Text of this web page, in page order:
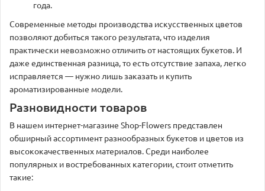
года.
Современные методы производства искусственных цветов
позволяют добиться такого результата, что изделия
практически невозможно отличить от настоящих букетов. И
даже единственная разница, то есть отсутствие запаха, легко
исправляется — нужно лишь заказать и купить
ароматизированные модели.
Разновидности товаров
В нашем интернет-магазине Shop-Flowers представлен
обширный ассортимент разнообразных букетов и цветов из
высококачественных материалов. Среди наиболее
популярных и востребованных категории, стоит отметить
такие: